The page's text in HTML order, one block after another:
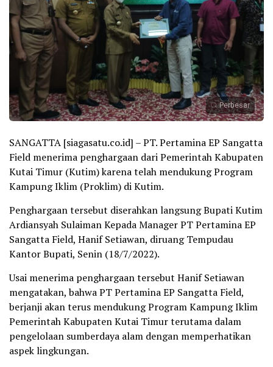
Perbesar
SANGATTA [siagasatu.co.id] – PT. Pertamina EP Sangatta
Field menerima penghargaan dari Pemerintah Kabupaten
Kutai Timur (Kutim) karena telah mendukung Program
Kampung Iklim (Proklim) di Kutim.
Penghargaan tersebut diserahkan langsung Bupati Kutim
Ardiansyah Sulaiman Kepada Manager PT Pertamina EP
Sangatta Field, Hanif Setiawan, diruang Tempudau
Kantor Bupati, Senin (18/7/2022).
Usai menerima penghargaan tersebut Hanif Setiawan
mengatakan, bahwa PT Pertamina EP Sangatta Field,
berjanji akan terus mendukung Program Kampung Iklim
Pemerintah Kabupaten Kutai Timur terutama dalam
pengelolaan sumberdaya alam dengan memperhatikan
aspek lingkungan.